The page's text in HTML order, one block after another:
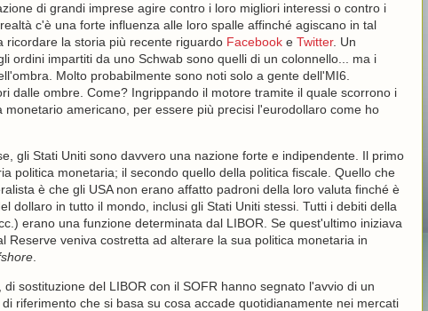
di grandi imprese agire contro i loro migliori interessi o contro i
c'è una forte influenza alle loro spalle affinché agiscano in tal
ricordare la storia più recente riguardo Facebooke Twitter. Un
ordini impartiti da uno Schwab sono quelli di un colonnello... ma i
Molto probabilmente sono noti solo a gente dell'MI6.
dalle ombre. Come? Ingrippando il motore tramite il quale scorrono i
americano, per essere più precisi l'eurodollaro come ho
gli Stati Uniti sono davvero una nazione forte e indipendente. Il primo
politica monetaria; il secondo quello della politica fiscale. Quello che
è che gli USA non erano affatto padroni della loro valuta finché è
dollaro in tutto il mondo, inclusi gli Stati Uniti stessi. Tutti i debiti della
erano una funzione determinata dal LIBOR. Se quest'ultimo iniziava
veniva costretta ad alterare la sua politica monetaria in
.
sostituzione del LIBOR con il SOFR hanno segnato l'avvio di un
riferimento che si basa su cosa accade quotidianamente nei mercati